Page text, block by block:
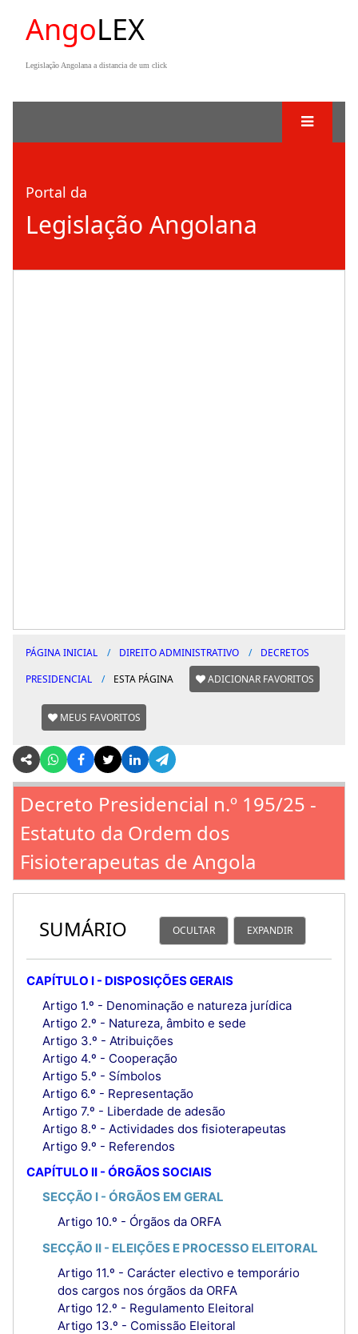
AngoLEX
Legislação Angolana a distancia de um click
Portal da
Legislação Angolana
PÁGINA INICIAL DIREITO ADMINISTRATIVO
DECRETOS
PRESIDENCIAL
ESTA PÁGINA ADICIONAR FAVORITOS
MEUS FAVORITOS
Decreto Presidencial n.º 195/25 -
Estatuto da Ordem dos
Fisioterapeutas de Angola
SUMÁRIO OCULTAR EXPANDIR
CAPÍTULO I - DISPOSIÇÕES GERAIS
Artigo 1.º - Denominação e natureza jurídica
Artigo 2.º - Natureza, âmbito e sede
Artigo 3.º - Atribuições
Artigo 4.º - Cooperação
Artigo 5.º - Símbolos
Artigo 6.º - Representação
Artigo 7.º - Liberdade de adesão
Artigo 8.º - Actividades dos fisioterapeutas
Artigo 9.º - Referendos
CAPÍTULO II - ÓRGÃOS SOCIAIS
SECÇÃO I - ÓRGÃOS EM GERAL
Artigo 10.º - Órgãos da ORFA
SECÇÃO II - ELEIÇÕES E PROCESSO ELEITORAL
Artigo 11.º - Carácter electivo e temporário
dos cargos nos órgãos da ORFA
Artigo 12.º - Regulamento Eleitoral
Artigo 13.º - Comissão Eleitoral